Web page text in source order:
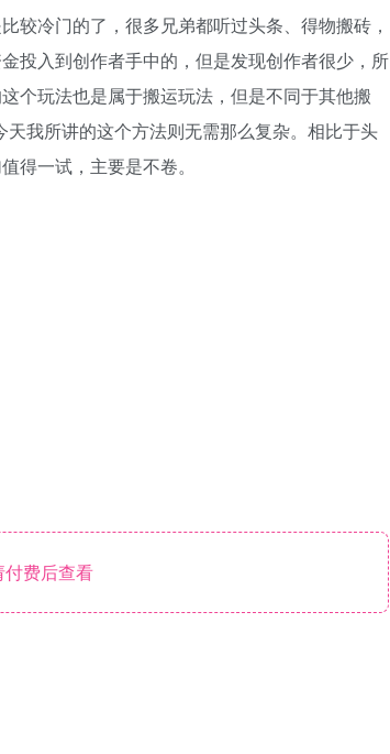
较冷门的了，很多兄弟都听过头条、得物搬砖，
投入到创作者手中的，但是发现创作者很少，所
个玩法也是属于搬运玩法，但是不同于其他搬
我所讲的这个方法则无需那么复杂。相比于头
得一试，主要是不卷。
费后查看